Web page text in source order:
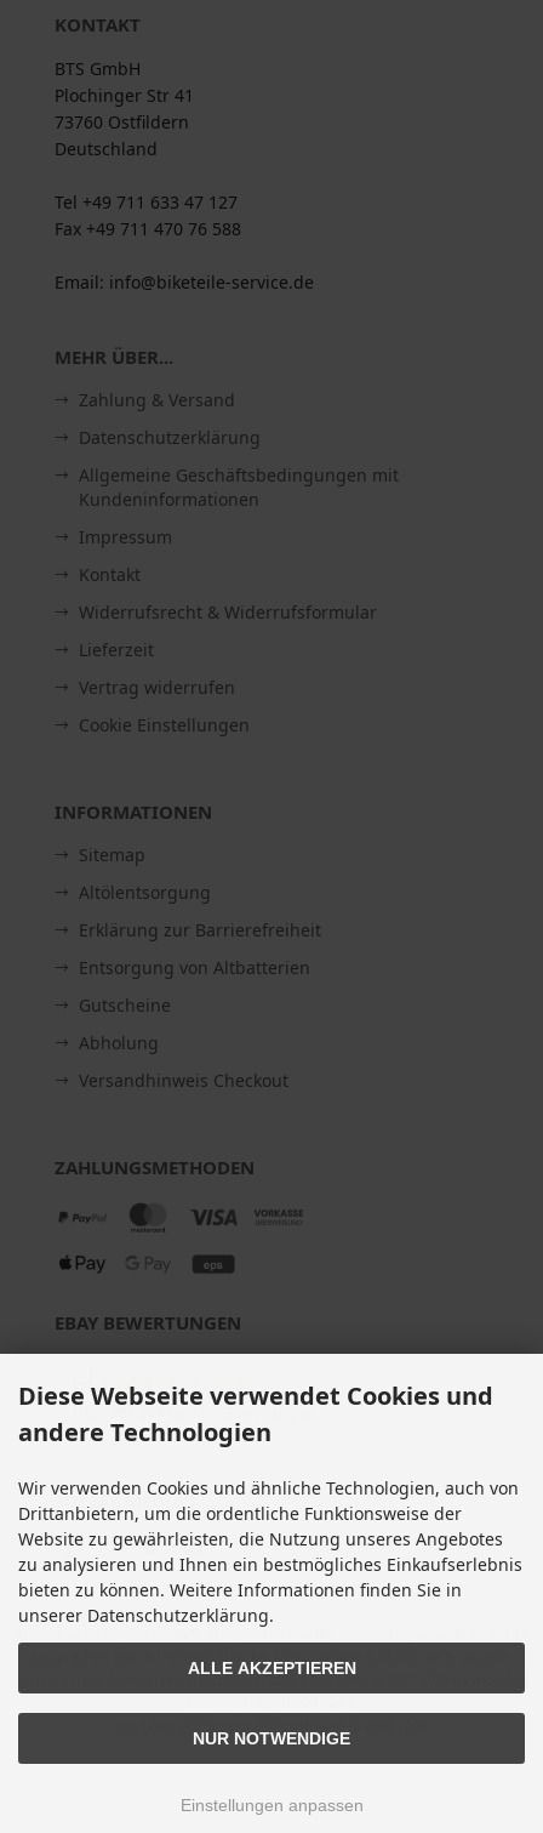
KONTAKT
BTS GmbH
Plochinger Str 41
73760 Ostfildern
Deutschland
Tel +49 711 633 47 127
Fax +49 711 470 76 588
Email: info@biketeile-service.de
MEHR ÜBER...
Zahlung & Versand
Datenschutzerklärung
Allgemeine Geschäftsbedingungen mit
Kundeninformationen
Impressum
Kontakt
Widerrufsrecht & Widerrufsformular
Lieferzeit
Vertrag widerrufen
Cookie Einstellungen
INFORMATIONEN
Sitemap
Altölentsorgung
Erklärung zur Barrierefreiheit
Entsorgung von Altbatterien
Gutscheine
Abholung
Versandhinweis Checkout
ZAHLUNGSMETHODEN
EBAY BEWERTUNGEN
★★★★★
Mehr als eine halbe Million Verkäufe
SOCIAL MEDIA
Motorradteile & Motorrad Ersatzteile © 2026 | Template © 2009-2026 by modified
Diese Webseite verwendet Cookies und
andere Technologien
Wir verwenden Cookies und ähnliche Technologien, auch von
Drittanbietern, um die ordentliche Funktionsweise der
Website zu gewährleisten, die Nutzung unseres Angebotes
zu analysieren und Ihnen ein bestmögliches Einkaufserlebnis
bieten zu können. Weitere Informationen finden Sie in
unserer Datenschutzerklärung.
ALLE AKZEPTIEREN
NUR NOTWENDIGE
Einstellungen anpassen